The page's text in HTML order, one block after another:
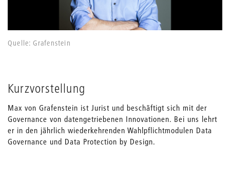
Quelle: Grafenstein
Kurzvorstellung
Max von Grafenstein ist Jurist und beschäftigt sich mit der
Governance von datengetriebenen Innovationen. Bei uns lehrt
er in den jährlich wiederkehrenden Wahlpflichtmodulen Data
Governance und Data Protection by Design.